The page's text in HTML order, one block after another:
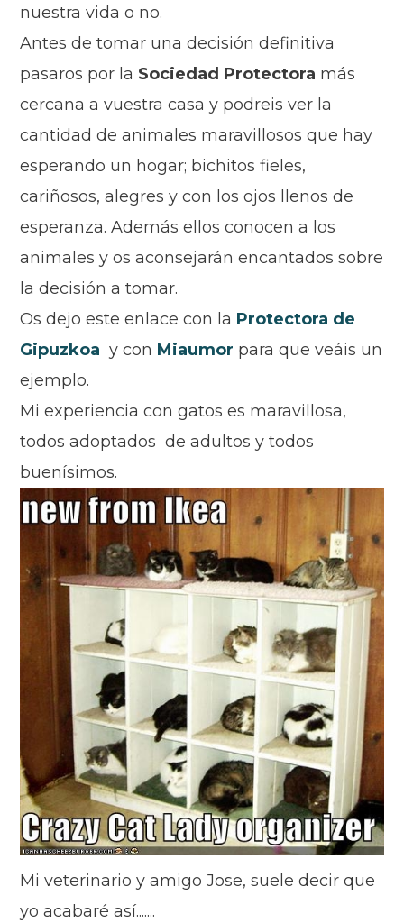
nuestra vida o no.
Antes de tomar una decisión definitiva
pasaros por la Sociedad Protectora más
cercana a vuestra casa y podreis ver la
cantidad de animales maravillosos que hay
esperando un hogar; bichitos fieles,
cariñosos, alegres y con los ojos llenos de
esperanza. Además ellos conocen a los
animales y os aconsejarán encantadossobre
la decisión a tomar.
Os dejo este enlace con la Protectora de
Gipuzkoa y con Miaumor para que veáis un
ejemplo.
Mi experiencia con gatos es maravillosa,
todos adoptados de adultos y todos
buenísimos.
Mi veterinario y amigo Jose, suele decir que
yo acabaré así.......